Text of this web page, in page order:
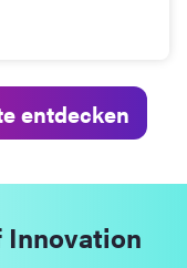
entdecken
Innovation